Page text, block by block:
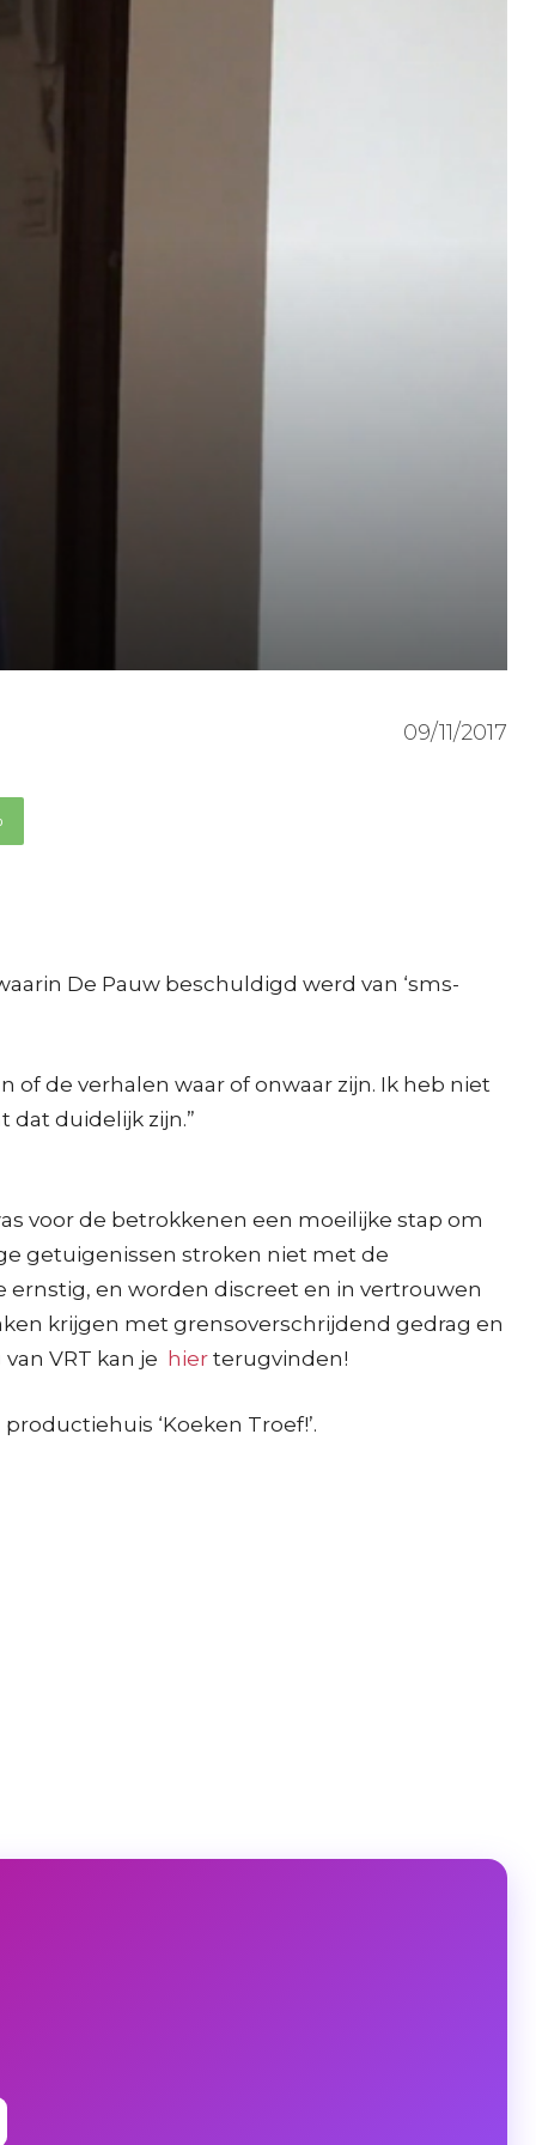
09/11/2017
De Pauw beschuldigd werd van ‘sms-
of de verhalen waar of onwaar zijn. Ik heb niet
dat duidelijk zijn.”
voor de betrokkenen een moeilijke stap om
getuigenissen stroken niet met de
ernstig, en worden discreet en in vertrouwen
krijgen met grensoverschrijdend gedrag en
VRT kan je hier terugvinden!
‘Koeken Troef!’.